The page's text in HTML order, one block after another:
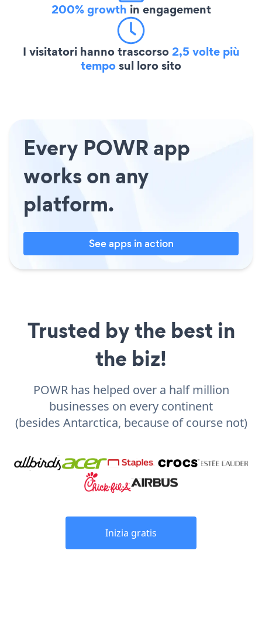
200% growth in engagement
I visitatori hanno trascorso2,5 volte più
temposul loro sito
Every POWR app
works on any
platform.
See apps in action
Trusted by the best in
the biz!
POWR has helped over a half million
businesses on every continent
(besides Antarctica, because of course not)
Inizia gratis